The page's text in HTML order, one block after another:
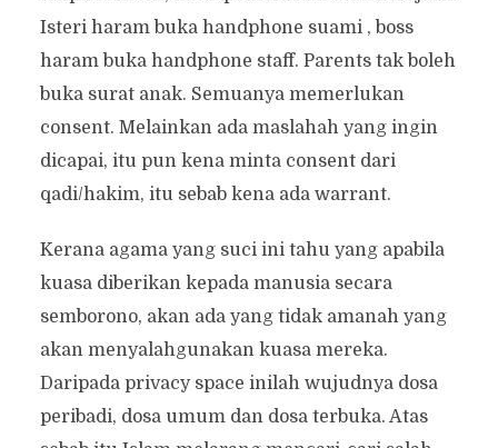
Isteri haram buka handphone suami , boss
haram buka handphone staff. Parents tak boleh
buka surat anak. Semuanya memerlukan
consent. Melainkan ada maslahah yang ingin
dicapai, itu pun kena minta consent dari
qadi/hakim, itu sebab kena ada warrant.
Kerana agama yang suci ini tahu yang apabila
kuasa diberikan kepada manusia secara
semborono, akan ada yang tidak amanah yang
akan menyalahgunakan kuasa mereka.
Daripada privacy space inilah wujudnya dosa
peribadi, dosa umum dan dosa terbuka. Atas